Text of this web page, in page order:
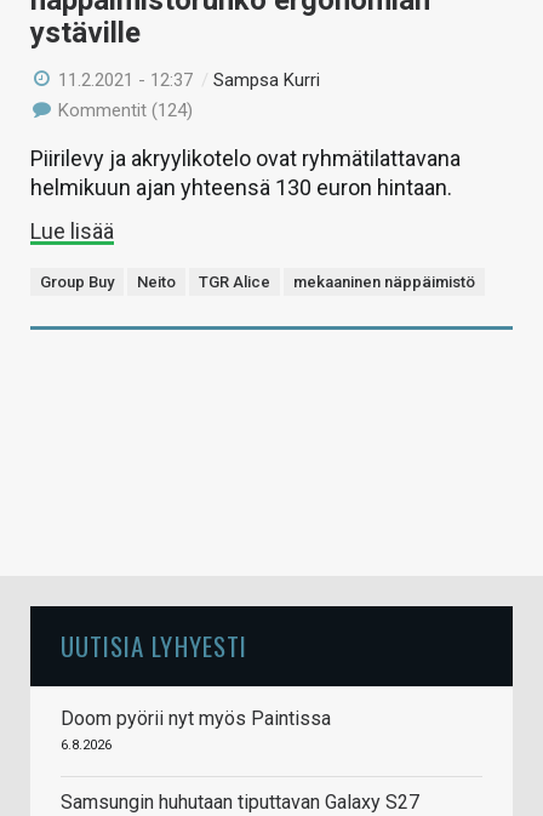
ystäville
11.2.2021 - 12:37 /Sampsa Kurri
Kommentit (124)
Piirilevy ja akryylikotelo ovat ryhmätilattavana
helmikuun ajan yhteensä 130 euron hintaan.
Lue lisää
Group Buy Neito TGR Alice mekaaninen näppäimistö
UUTISIA LYHYESTI
Doom pyörii nyt myös Paintissa
6.8.2026
Samsungin huhutaan tiputtavan Galaxy S27